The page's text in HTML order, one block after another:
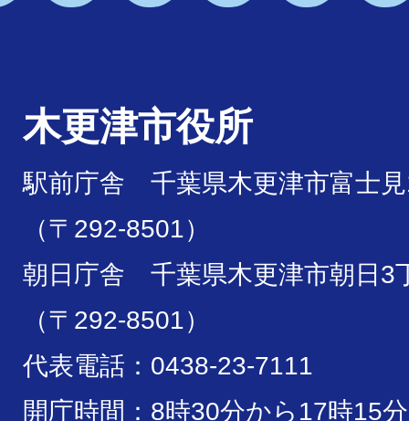
木更津市役所
駅前庁舎 千葉県木更津市富士
（〒292-8501）
朝日庁舎 千葉県木更津市朝日3
（〒292-8501）
代表電話：0438-23-7111
開庁時間：8時30分から17時15